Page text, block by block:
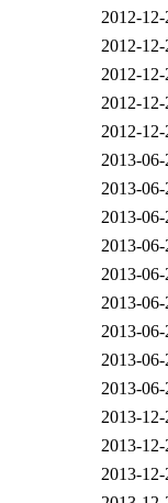
2012-
2012-
2012-
2012-
2012-
2013-
2013-
2013-
2013-
2013-
2013-
2013-
2013-
2013-
2013-
2013-
2013-